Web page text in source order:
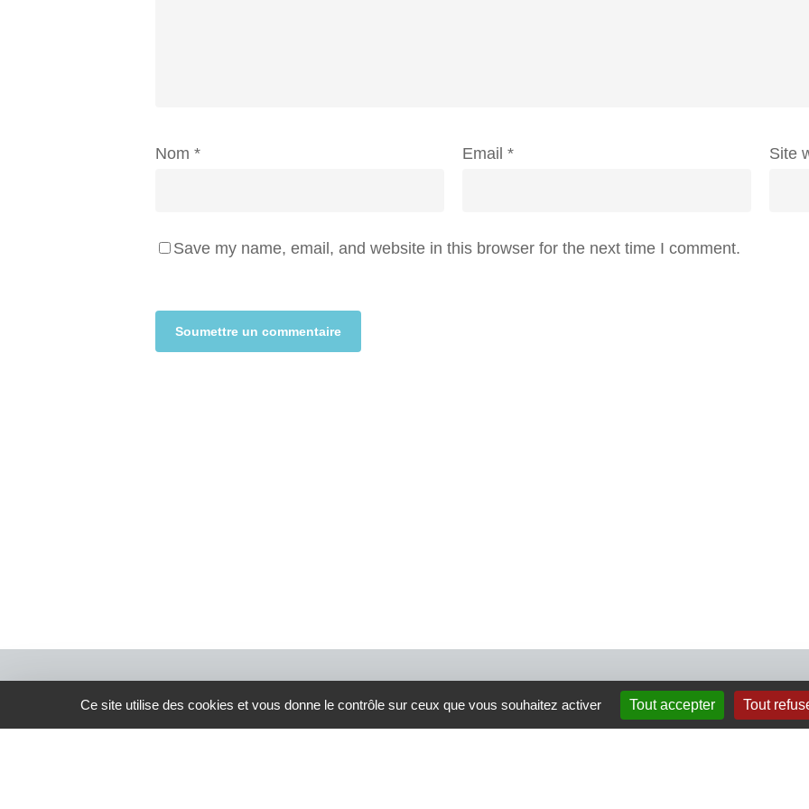
Nom * Email * Site
Save my name, email, and website in this browser for the next time I comment.
4 rue Crec’h-Ugen
22810 Belle Isle en Terre
Ce site utilise des cookies et vous donne le contrôle sur ceux que vous souhaitez activer Tout accepter Tout